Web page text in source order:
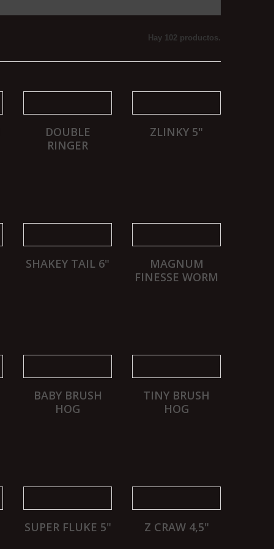
Hay 102 productos.
DOUBLE
RINGER
ZLINKY 5"
SHAKEY TAIL 6"
MAGNUM
FINESSE WORM
BABY BRUSH
HOG
TINY BRUSH
HOG
SUPER FLUKE 5" Z CRAW 4,5"